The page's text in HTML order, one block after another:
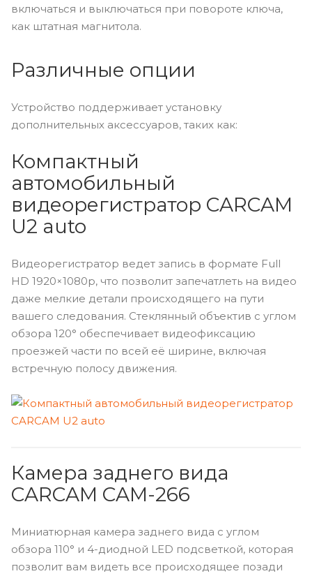
включаться и выключаться при повороте ключа,
как штатная магнитола.
Различные опции
Устройство поддерживает установку
дополнительных аксессуаров, таких как:
Компактный
автомобильный
видеорегистратор CARCAM
U2 auto
Видеорегистратор ведет запись в формате Full
HD 1920×1080p, что позволит запечатлеть на видео
даже мелкие детали происходящего на пути
вашего следования. Стеклянный объектив с углом
обзора 120° обеспечивает видеофиксацию
проезжей части по всей её ширине, включая
встречную полосу движения.
Камера заднего вида
CARCAM CAM-266
Миниатюрная камера заднего вида с углом
обзора 110° и 4-диодной LED подсветкой, которая
позволит вам видеть все происходящее позади